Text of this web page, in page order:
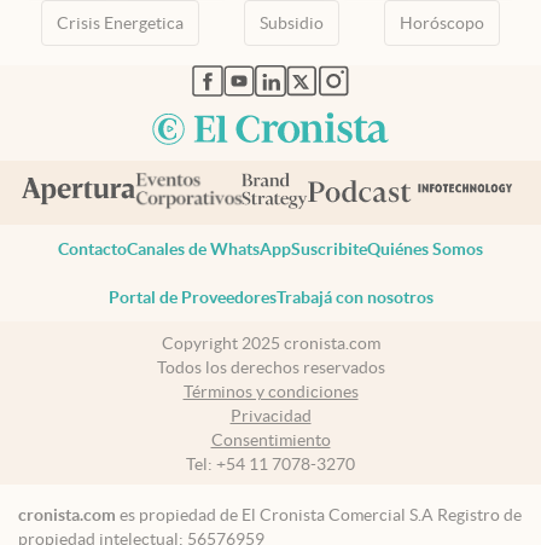
Crisis Energetica Subsidio Horóscopo
abre en nueva pestaña
abre en nueva pestaña
abre en nueva pestaña
abre en nueva pestaña
abre en nueva pestaña
ContactoCanales de WhatsAppSuscribiteQuiénes Somos
Portal de ProveedoresTrabajá con nosotros
Copyright 2025 cronista.com
Todos los derechos reservados
Términos y condiciones
Privacidad
Consentimiento
Tel: +54 11 7078-3270
cronista.com es propiedad de El Cronista Comercial S.A Registro de
propiedad intelectual: 56576959